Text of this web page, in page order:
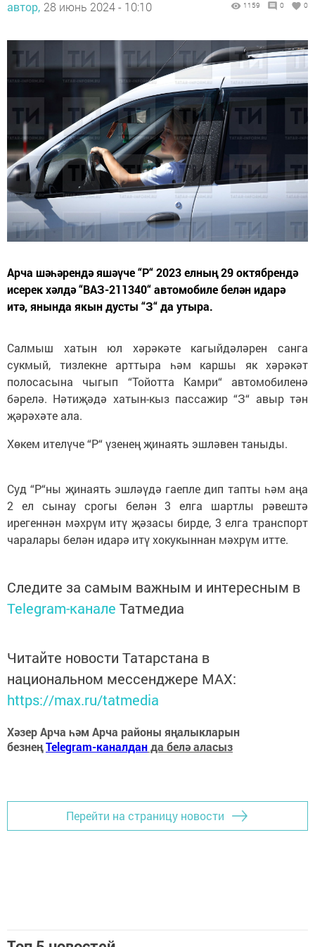
автор, 28 июнь 2024 - 10:10 1159 0 0
Арча шәһәрендә яшәүче “Р“ 2023 елның 29 октябрендә
исерек хәлдә “ВАЗ-211340“ автомобиле белән идарә
итә, янында якын дусты “З“ да утыра.
Салмыш хатын юл хәрәкәте кагыйдәләрен санга
сукмый, тизлекне арттыра һәм каршы як хәрәкәт
полосасына чыгып “Тойотта Камри“ автомобиленә
бәрелә. Нәтиҗәдә хатын-кыз пассажир “З“ авыр тән
җәрәхәте ала.
Хөкем ителүче “Р“ үзенең җинаять эшләвен таныды.
Суд “Р“ны җинаять эшләүдә гаепле дип тапты һәм аңа
2 ел сынау срогы белән 3 елга шартлы рәвештә
ирегеннән мәхрүм итү җәзасы бирде, 3 елга транспорт
чаралары белән идарә итү хокукыннан мәхрүм итте.
Следите за самым важным и интересным в
Telegram-канале Татмедиа
Читайте новости Татарстана в
национальном мессенджере MАХ:
https://max.ru/tatmedia
Хәзер Арча һәм Арча районы яңалыкларын
безнеңTelegram-каналданда белә аласыз
Перейти на страницу новости